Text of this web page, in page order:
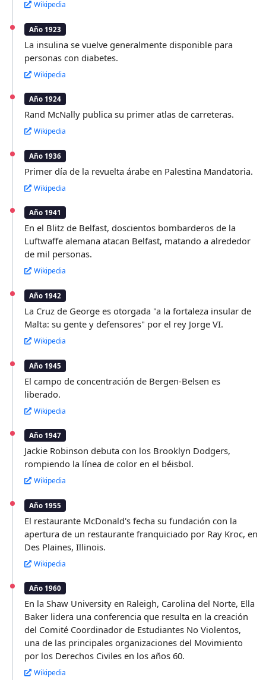
Wikipedia
Año 1923
La insulina se vuelve generalmente disponible para
personas con diabetes.
Wikipedia
Año 1924
Rand McNally publica su primer atlas de carreteras.
Wikipedia
Año 1936
Primer día de la revuelta árabe en Palestina Mandatoria.
Wikipedia
Año 1941
En el Blitz de Belfast, doscientos bombarderos de la
Luftwaffe alemana atacan Belfast, matando a alrededor
de mil personas.
Wikipedia
Año 1942
La Cruz de George es otorgada "a la fortaleza insular de
Malta: su gente y defensores" por el rey Jorge VI.
Wikipedia
Año 1945
El campo de concentración de Bergen-Belsen es
liberado.
Wikipedia
Año 1947
Jackie Robinson debuta con los Brooklyn Dodgers,
rompiendo la línea de color en el béisbol.
Wikipedia
Año 1955
El restaurante McDonald's fecha su fundación con la
apertura de un restaurante franquiciado por Ray Kroc, en
Des Plaines, Illinois.
Wikipedia
Año 1960
En la Shaw University en Raleigh, Carolina del Norte, Ella
Baker lidera una conferencia que resulta en la creación
del Comité Coordinador de Estudiantes No Violentos,
una de las principales organizaciones del Movimiento
por los Derechos Civiles en los años 60.
Wikipedia